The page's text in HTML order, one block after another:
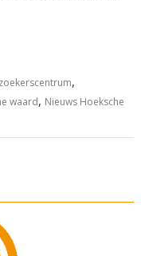
,
waard, Nieuws Hoeksche